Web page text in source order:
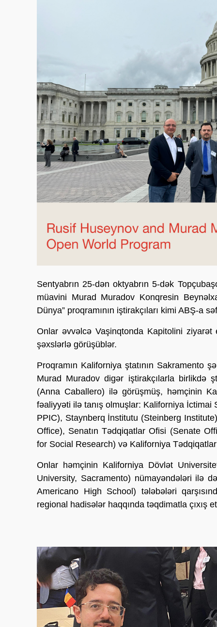
Sentyabrın 25-dən oktyabrın 5-dək
müavini Murad Muradov Konqresin
Dünya” proqramının iştirakçıları kimi ABŞ-a
Onlar əvvəlcə Vaşinqtonda Kapitolini
şəxslərlə görüşüblər.
Proqramın Kaliforniya ştatının Sakramento
Murad Muradov digər iştirakçılarla birlikdə
(Anna Caballero) ilə görüşmüş, həmçinin
fəaliyyəti ilə tanış olmuşlar: Kaliforniya
PPIC), Staynberq İnstitutu (Steinberg
Office), Senatın Tədqiqatlar Ofisi (Senate
for Social Research) və Kaliforniya
Onlar həmçinin Kaliforniya Dövlət
University, Sacramento) nümayəndələri ilə
Americano High School) tələbələri
regional hadisələr haqqında təqdimatla çıxış